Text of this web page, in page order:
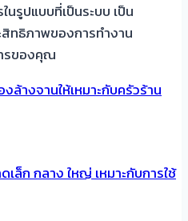
นรูปแบบที่เป็นระบบ เป็น
ธิภาพของการทำงาน
รของคุณ
ล้างจานให้เหมาะกับครัวร้าน